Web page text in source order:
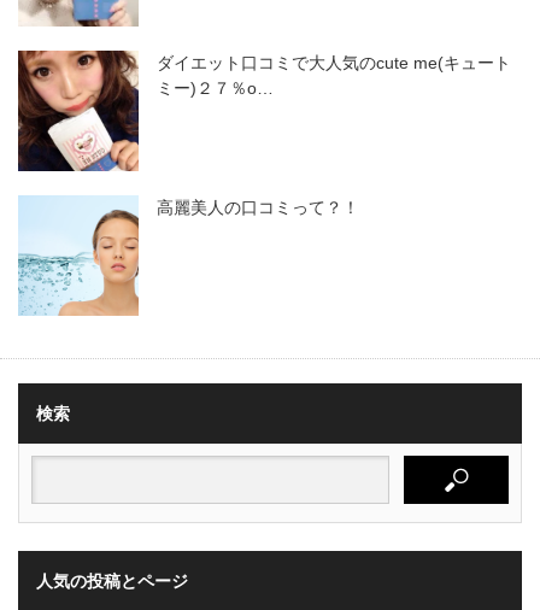
ダイエット口コミで大人気のcute me(キュート
ミー)２７％o…
高麗美人の口コミって？！
検索
人気の投稿とページ